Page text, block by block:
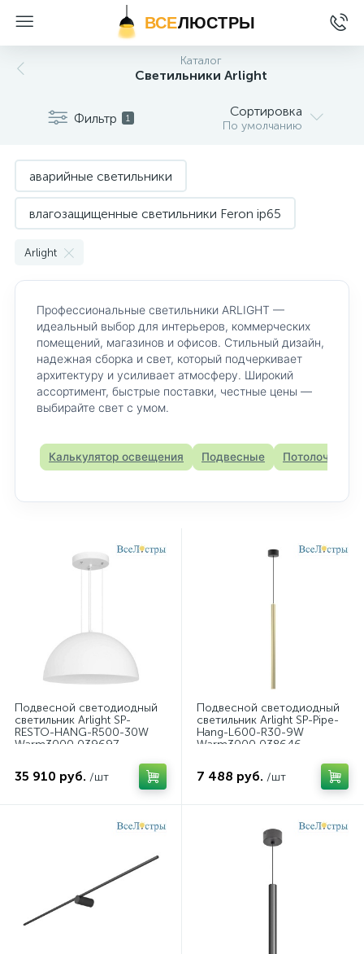
ВСЕЛЮСТРЫ
Каталог
Cветильники Arlight
Фильтр 1 Сортировка
По умолчанию
аварийные светильники
влагозащищенные светильники Feron ip65
деревянные светильники
светильники Favourite светильники Feron
светильники Feron ip20
светильники Imperium Loft
светильники дизайнерские из Италии
светильники для кафе и ресторанов
светильники над столом
светильники с плафонами-шарами
светильники ЭРА светодиодные светильники
светодиодные светильники Arlight
светодиодные светильники Novotech
светодиодные светильники Odeon Light
Arlight
Профессиональные светильники ARLIGHT —
идеальный выбор для интерьеров, коммерческих
помещений, магазинов и офисов. Стильный дизайн,
надежная сборка и свет, который подчеркивает
архитектуру и усиливает атмосферу. Широкий
ассортимент, быстрые поставки, честные цены —
выбирайте свет с умом.
Калькулятор освещения Подвесные Потолочные
Подвесной светодиодный
светильник Arlight SP-
RESTO-HANG-R500-30W
Warm3000 039697
35 910 руб. /шт
Подвесной светодиодный
светильник Arlight SP-Pipe-
Hang-L600-R30-9W
Warm3000 038646
7 488 руб. /шт